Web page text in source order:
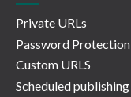
Private URLs
Password Protection
Custom URLS
Scheduled publishing